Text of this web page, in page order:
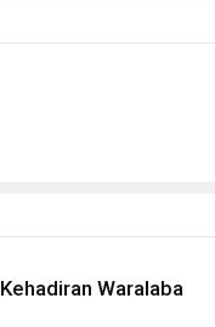
Waralaba